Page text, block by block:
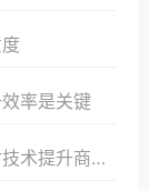
率是关键
商户竞争力